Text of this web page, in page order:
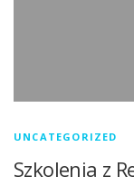
UNCATEGORIZED
Szkolenia z